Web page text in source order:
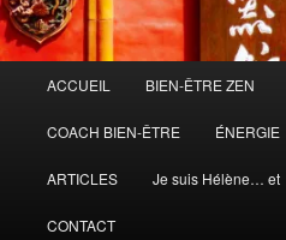
principal
ACCUEIL BIEN-ÊTRE ZEN
COACH BIEN-ÊTRE ÉNERGIE
ARTICLES Je suis Hélène… et
CONTACT